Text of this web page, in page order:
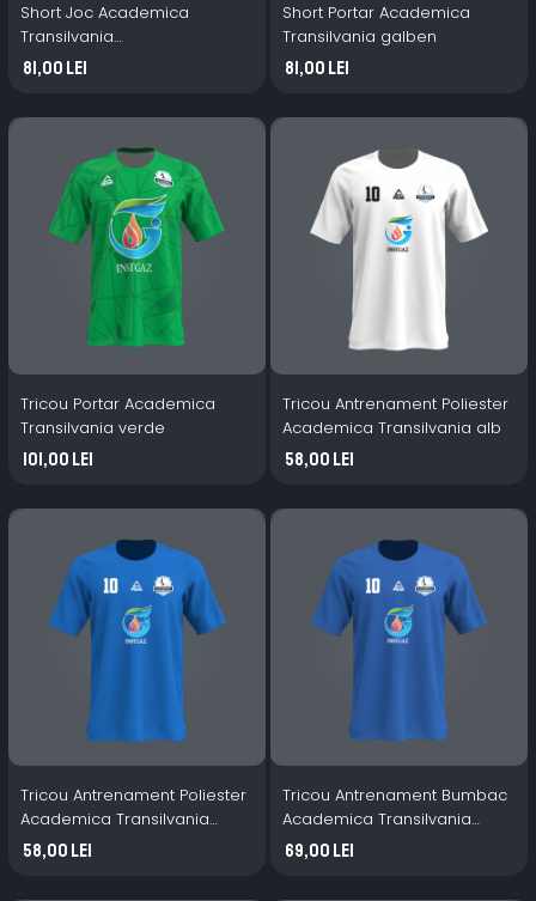
Short Joc Academica
Transilvania
galben/portocaliu
81,00 Lei
Short Portar Academica
Transilvania galben
81,00 Lei
Tricou Portar Academica
Transilvania verde
101,00 Lei
Tricou Antrenament Poliester
Academica Transilvania alb
58,00 Lei
Tricou Antrenament Poliester
Academica Transilvania
albastru
58,00 Lei
Tricou Antrenament Bumbac
Academica Transilvania
albastru
69,00 Lei